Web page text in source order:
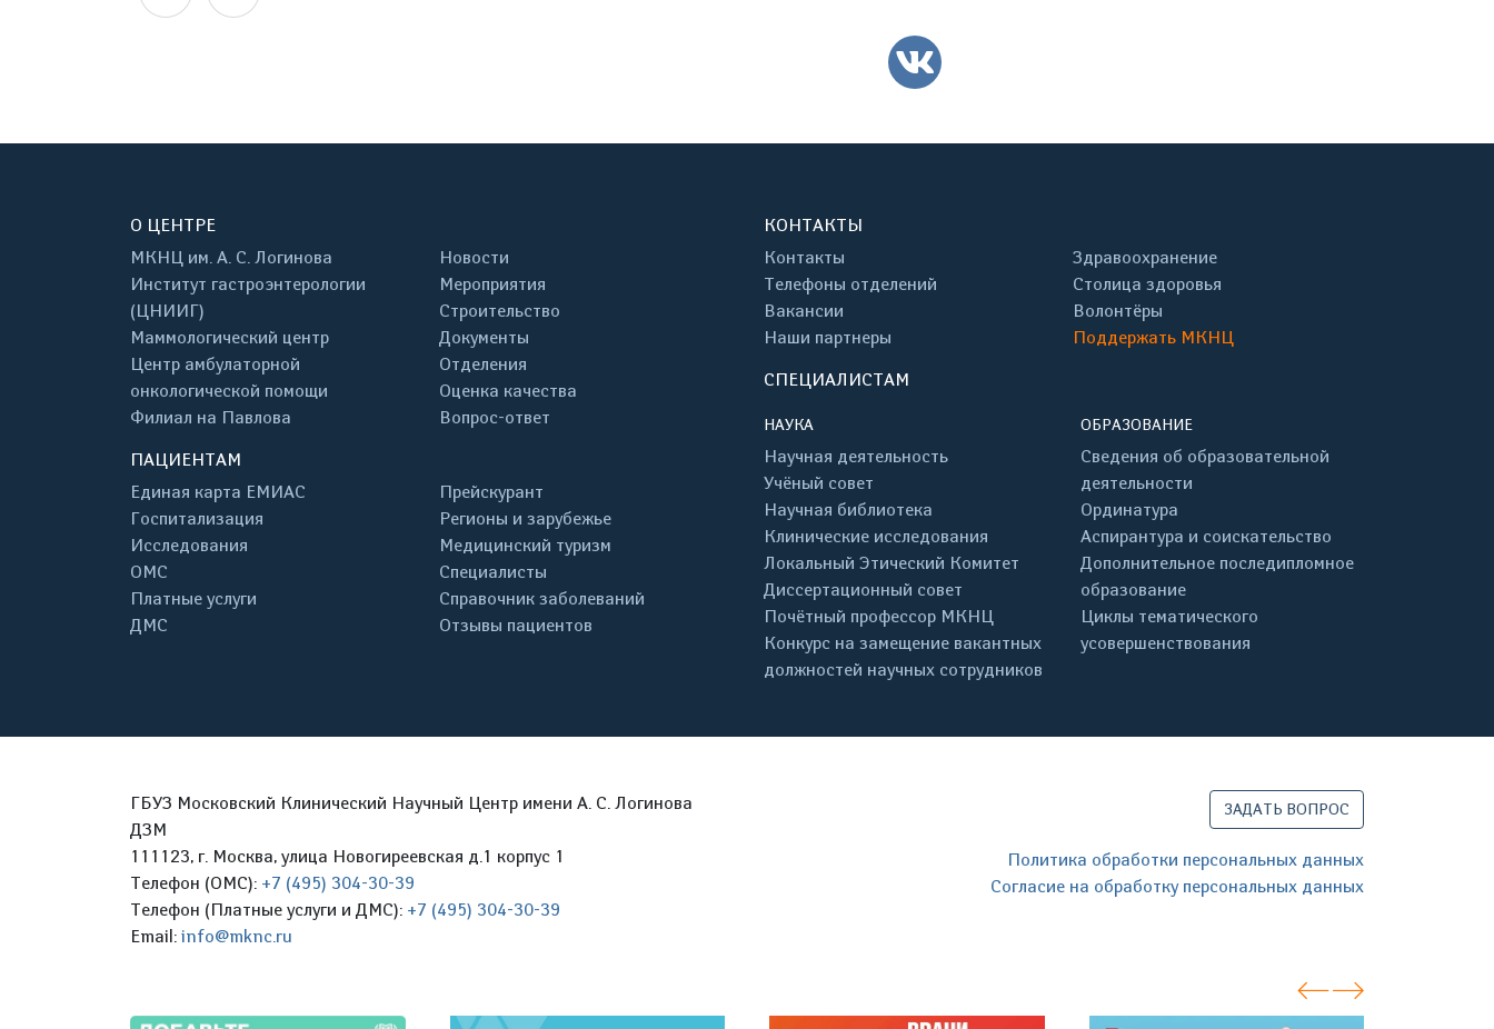
ВКонтакте
О ЦЕНТРЕ
МКНЦ им. А. С. Логинова
Институт гастроэнтерологии
(ЦНИИГ)
Маммологический центр
Центр амбулаторной
онкологической помощи
Филиал на Павлова
Новости
Мероприятия
Строительство
Документы
Отделения
Оценка качества
Вопрос-ответ
ПАЦИЕНТАМ
Единая карта ЕМИАС
Госпитализация
Исследования
ОМС
Платные услуги
ДМС
Прейскурант
Регионы и зарубежье
Медицинский туризм
Специалисты
Справочник заболеваний
Отзывы пациентов
КОНТАКТЫ
Контакты
Телефоны отделений
Вакансии
Наши партнеры
Здравоохранение
Столица здоровья
Волонтёры
Поддержать МКНЦ
СПЕЦИАЛИСТАМ
НАУКА
Научная деятельность
Учёный совет
Научная библиотека
Клинические исследования
Локальный Этический Комитет
Диссертационный совет
Почётный профессор МКНЦ
Конкурс на замещение вакантных
должностей научных сотрудников
ОБРАЗОВАНИЕ
Сведения об образовательной
деятельности
Ординатура
Аспирантура и соискательство
Дополнительное последипломное
образование
Циклы тематического
усовершенствования
ГБУЗ Московский Клинический Научный Центр имени А. С. Логинова
ДЗМ
111123, г. Москва, улица Новогиреевская д.1 корпус 1
Телефон (ОМС): +7 (495) 304-30-39
Телефон (Платные услуги и ДМС): +7 (495) 304-30-39
Email: info@mknc.ru
ЗАДАТЬ ВОПРОС
Политика обработки персональных данных
Согласие на обработку персональных данных